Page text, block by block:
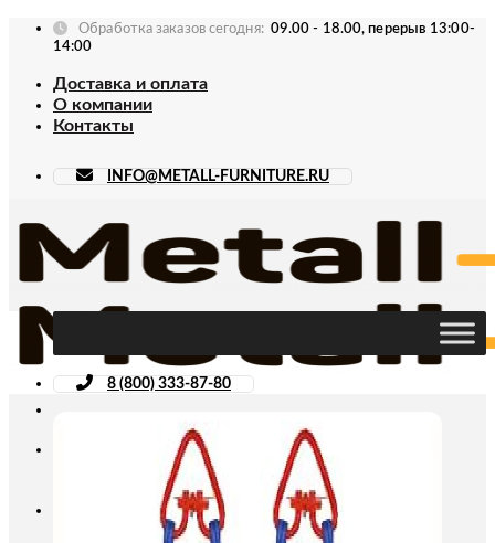
Skip
Обработка заказов сегодня: 09.00 - 18.00, перерыв 13:00-
14:00
Доставка и оплата
О компании
Контакты
INFO@METALL-FURNITURE.RU
8 (800) 333-87-80